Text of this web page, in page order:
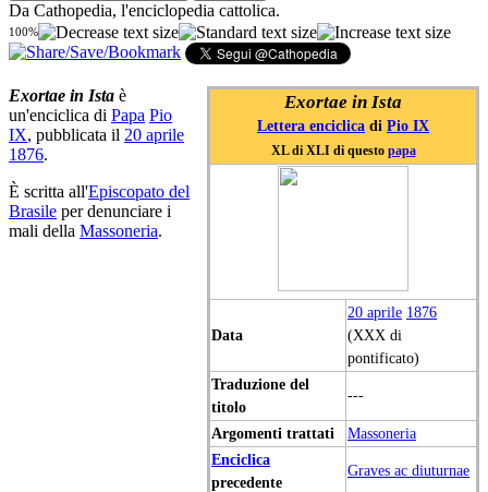
Da Cathopedia, l'enciclopedia cattolica.
100%
Exortae in Ista
Lettera enciclica di Pio IX
XL di XLI di questo papa
Data
20 aprile 1876
(XXX di
pontificato)
Traduzione del
titolo
---
Argomenti trattati
Massoneria
Enciclica
precedente
Graves ac diuturnae
Exortae in Ista è
un'enciclica di Papa Pio
IX, pubblicata il 20 aprile
1876.
È scritta all'Episcopato del
Brasile per denunciare i
mali della Massoneria.